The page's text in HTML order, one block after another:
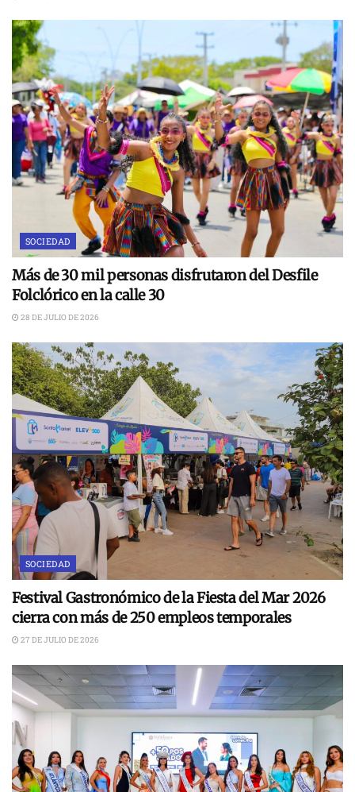
SOCIEDAD
Más de 30 mil personas disfrutaron del Desfile
Folclórico en la calle 30
28 DE JULIO DE 2026
SOCIEDAD
Festival Gastronómico de la Fiesta del Mar 2026
cierra con más de 250 empleos temporales
27 DE JULIO DE 2026